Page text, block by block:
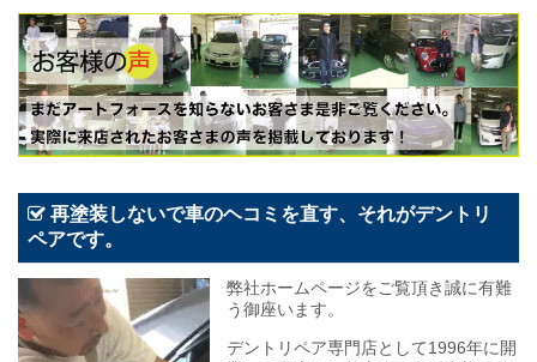
再塗装しないで車のヘコミを直す、それがデントリ
ペアです。
弊社ホームページをご覧頂き誠に有難
う御座います。
デントリペア専門店として1996年に開